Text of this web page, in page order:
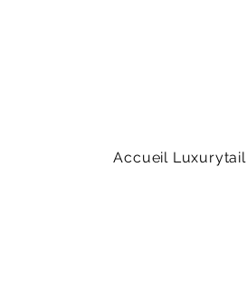
Accueil Luxurytail